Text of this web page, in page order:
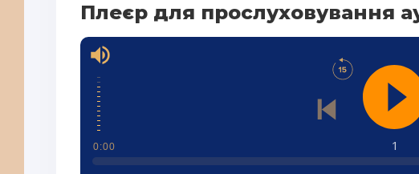
Плеєр для прослуховування
1
0:00